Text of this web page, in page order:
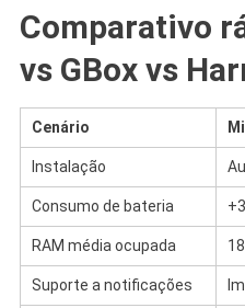
Comparativo
vs GBox vs
Cenário
Instalação
Consumo de bateria
RAM média ocupada
Suporte a notificações